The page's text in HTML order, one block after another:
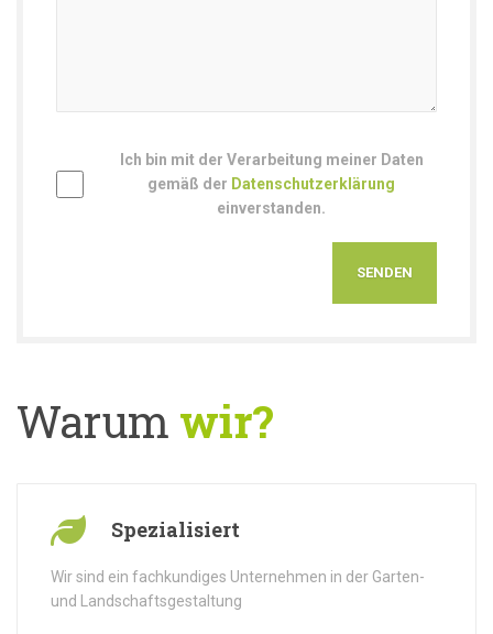
Ich bin mit der Verarbeitung meiner Daten
gemäß der Datenschutzerklärung
einverstanden.
Warum wir?
Spezialisiert
Wir sind ein fachkundiges Unternehmen in der Garten-
und Landschaftsgestaltung